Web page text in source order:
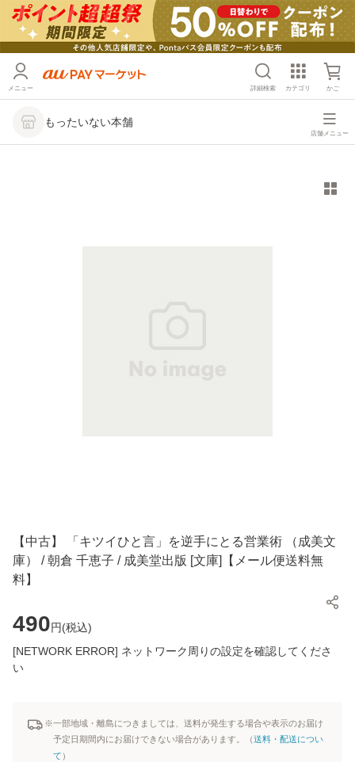
メニュー 詳細検索 カテゴリ かご
もったいない本舗
店舗メニュー
【中古】 「キツイひと言」を逆手にとる営業術 （成美文
庫） / 朝倉 千恵子 / 成美堂出版 [文庫]【メール便送料無
料】
490円(税込)
[NETWORK ERROR] ネットワーク周りの設定を確認してくださ
い
※一部地域・離島につきましては、送料が発生する場合や表示のお届け
予定日期間内にお届けできない場合があります。（送料・配送につい
て ）